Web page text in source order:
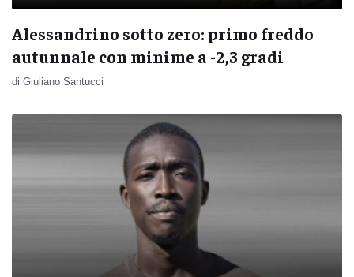
Alessandrino sotto zero: primo freddo
autunnale con minime a -2,3 gradi
di Giuliano Santucci